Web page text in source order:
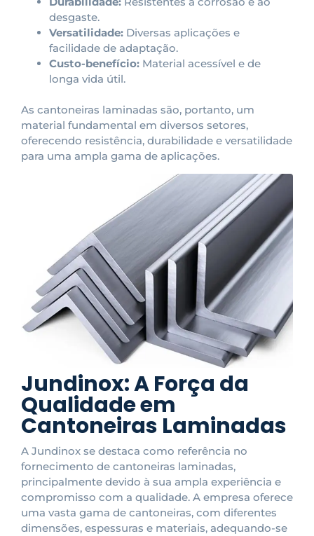
desgaste.
Versatilidade: Diversas aplicações e
facilidade de adaptação.
Custo-benefício: Material acessível e de
longa vida útil.
As cantoneiras laminadas são, portanto, um
material fundamental em diversos setores,
oferecendo resistência, durabilidade e versatilidade
para uma ampla gama de aplicações.
Jundinox: A Força da
Qualidade em
Cantoneiras Laminadas
A Jundinox se destaca como referência no
fornecimento de cantoneiras laminadas,
principalmente devido à sua ampla experiência e
compromisso com a qualidade. A empresa oferece
uma vasta gama de cantoneiras, com diferentes
dimensões, espessuras e materiais, adequando-se